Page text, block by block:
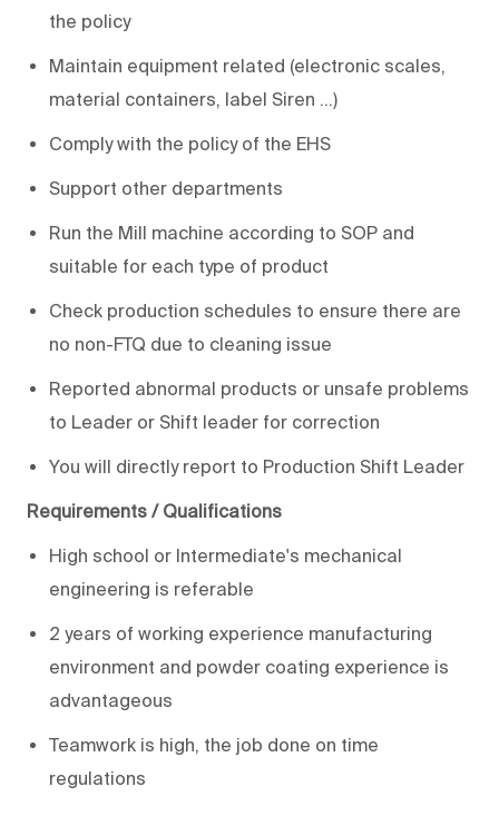
the policy
Maintain equipment related (electronic scales,
material containers, label Siren ...)
Comply with the policy of the EHS
Support other departments
Run the Mill machine according to SOP and
suitable for each type of product
Check production schedules to ensure there are
no non-FTQ due to cleaning issue
Reported abnormal products or unsafe problems
to Leader or Shift leader for correction
You will directly report to Production Shift Leader
Requirements / Qualifications
High school or Intermediate's mechanical
engineering is referable
2 years of working experience manufacturing
environment and powder coating experience is
advantageous
Teamwork is high, the job done on time
regulations